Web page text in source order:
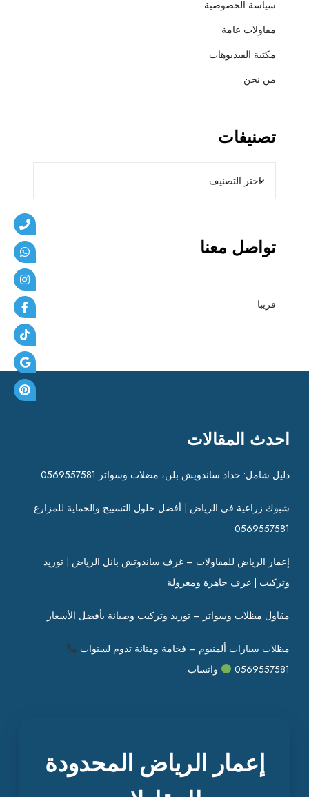
سياسة الخصوصية
مقاولات عامة
مكتبة الفيديوهات
من نحن
تصنيفات
تواصل معنا
قريبا
احدث المقالات
دليل شامل: حداد ساندويش بلن، مضلات وسواتر 0569557581
شبوك زراعية في الرياض | أفضل حلول التسييج والحماية للمزارع
0569557581
إعمار الرياض للمقاولات – غرف ساندوتش بانل الرياض | توريد
وتركيب | غرف جاهزة ومعزولة
مقاول مظلات وسواتر – توريد وتركيب وصيانة بأفضل الأسعار
مظلات سيارات ألمنيوم – فخامة ومتانة تدوم لسنوات
0569557581
واتساب
إعمار الرياض المحدودة